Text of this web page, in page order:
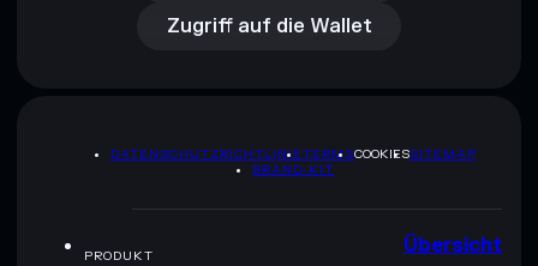
Zugriff auf die Wallet
DATENSCHUTZRICHTLINIETERMSCOOKIESSITEMAP
BRAND-KIT
PRODUKT Übersicht